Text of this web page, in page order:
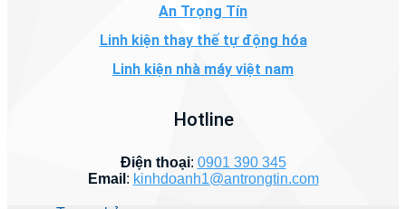
An Trọng Tín
Linh kiện thay thế tự động hóa
Linh kiện nhà máy việt nam
Hotline
Điện thoại: 0901 390 345
Email : kinhdoanh1@antrongtin.com